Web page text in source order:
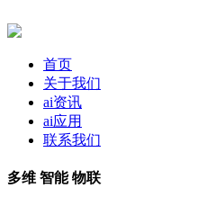
首页
关于我们
ai资讯
ai应用
联系我们
多维 智能 物联